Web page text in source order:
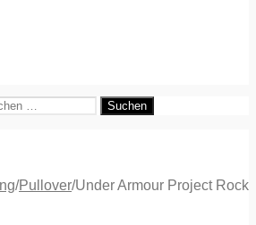
Suchen
/Pullover/Under Armour Project Rock